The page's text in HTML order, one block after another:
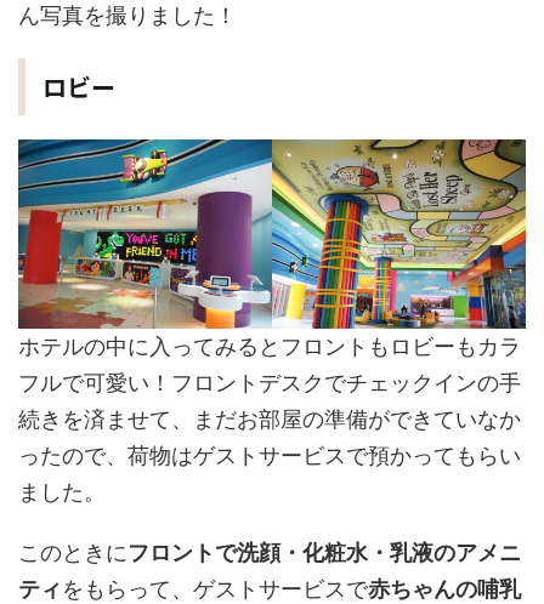
ん写真を撮りました！
ロビー
ホテルの中に入ってみるとフロントもロビーもカラ
フルで可愛い！フロントデスクでチェックインの手
続きを済ませて、まだお部屋の準備ができていなか
ったので、荷物はゲストサービスで預かってもらい
ました。
このときにフロントで洗顔・化粧水・乳液のアメニ
ティをもらって、ゲストサービスで赤ちゃんの哺乳